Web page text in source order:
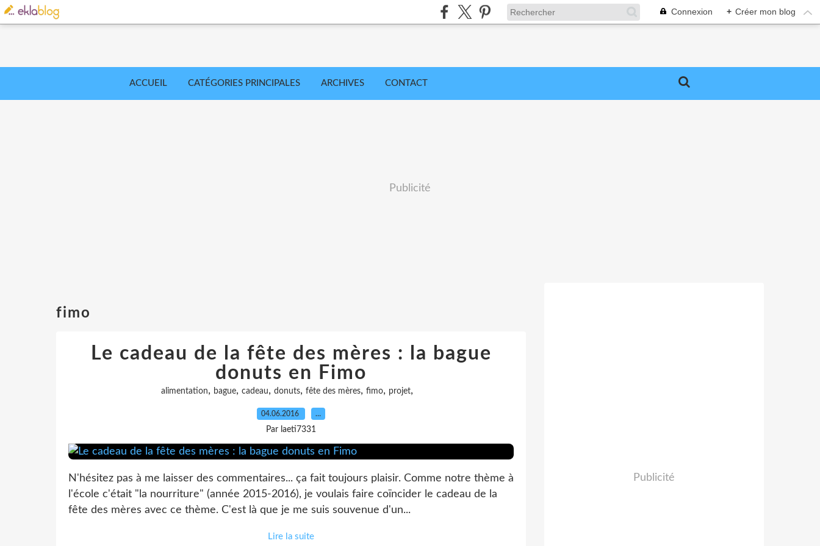
Connexion + Créer mon blog
ACCUEIL CATÉGORIES PRINCIPALES ARCHIVES CONTACT
Publicité
fimo
Le cadeau de la fête des mères : la bague
donuts en Fimo
alimentation, bague, cadeau, donuts, fête des mères, fimo, projet,
04.06.2016 …
Par laeti7331
N'hésitez pas à me laisser des commentaires... ça fait toujours plaisir. Comme notre thème à
l'école c'était "la nourriture" (année 2015-2016), je voulais faire coïncider le cadeau de la
fête des mères avec ce thème. C'est là que je me suis souvenue d'un...
Lire la suite
Publicité